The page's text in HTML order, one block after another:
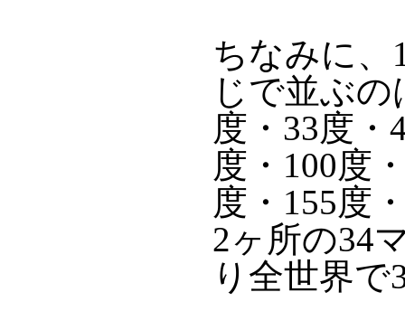
ちなみに、
じで並ぶの
度・33度・
度・100度
度・155度
2ヶ所の34
り全世界